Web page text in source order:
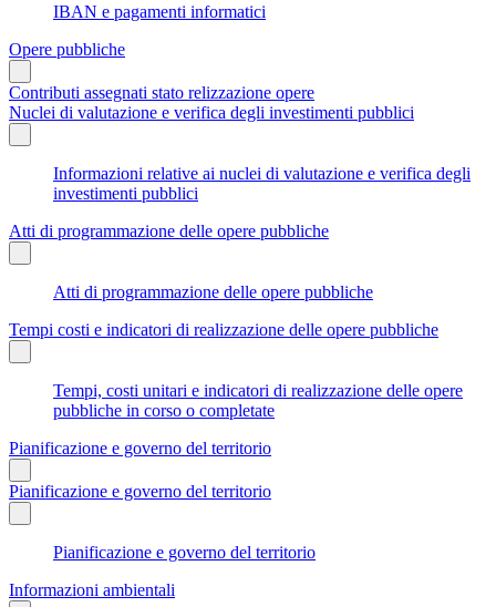
IBAN e pagamenti informatici
Opere pubbliche
Contributi assegnati stato relizzazione opere
Nuclei di valutazione e verifica degli investimenti pubblici
Informazioni relative ai nuclei di valutazione e verifica degli
investimenti pubblici
Atti di programmazione delle opere pubbliche
Atti di programmazione delle opere pubbliche
Tempi costi e indicatori di realizzazione delle opere pubbliche
Tempi, costi unitari e indicatori di realizzazione delle opere
pubbliche in corso o completate
Pianificazione e governo del territorio
Pianificazione e governo del territorio
Pianificazione e governo del territorio
Informazioni ambientali